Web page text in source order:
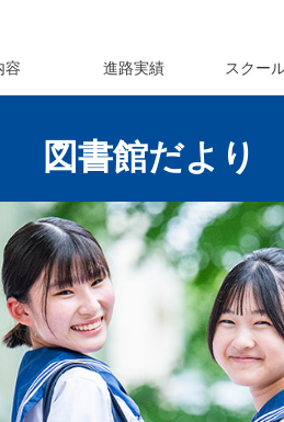
容 進路実績 スクー
図書館だより